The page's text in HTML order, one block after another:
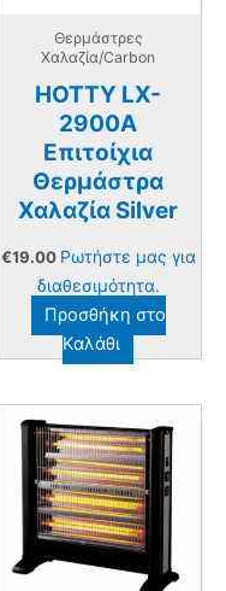
Θερμάστρες
Χαλαζία/Carbon
HOTTY LX-
2900A
Επιτοίχια
Θερμάστρα
Χαλαζία Silver
€19.00 Ρωτήστε μας για
διαθεσιμότητα.
Προσθήκη στο
Καλάθι